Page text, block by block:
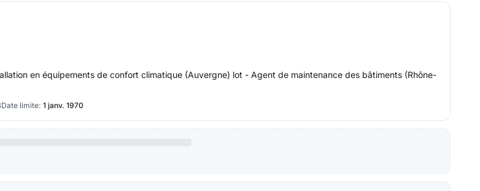
en équipements de confort climatique (Auvergne) lot - Agent de maintenance des bâtiments (Rhône-
Date limite: 1 janv. 1970